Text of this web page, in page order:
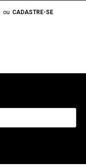
ou CADASTRE-SE